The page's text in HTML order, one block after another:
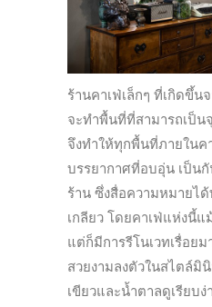
ร้านคาเฟ่เล็กๆ ที่เกิดขึ้น
จะทำพื้นที่ที่สามารถเป็น
จึงทำให้ทุกพื้นที่ภายในค
บรรยากาศที่อบอุ่น เป็น
ร้าน ซึ่งสื่อความหมายไ
เกลียว โดยคาเฟ่แห่งนี้
แต่ก็มีการรีโนเวทเรื่อย
สวยงามลงตัวในสไตล์มิ
เขียวและน้ำตาลดูเรียบ